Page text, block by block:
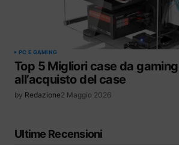
PC E GAMING
Top 5 Migliori case da
all’acquisto del case
by Redazione2 Maggio 2026
Ultime Recensioni